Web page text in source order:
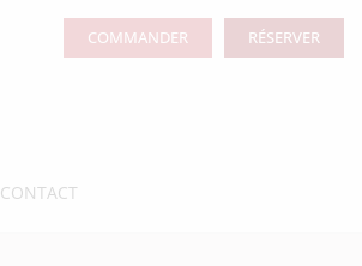
COMMANDER RÉSERVER
CONTACT